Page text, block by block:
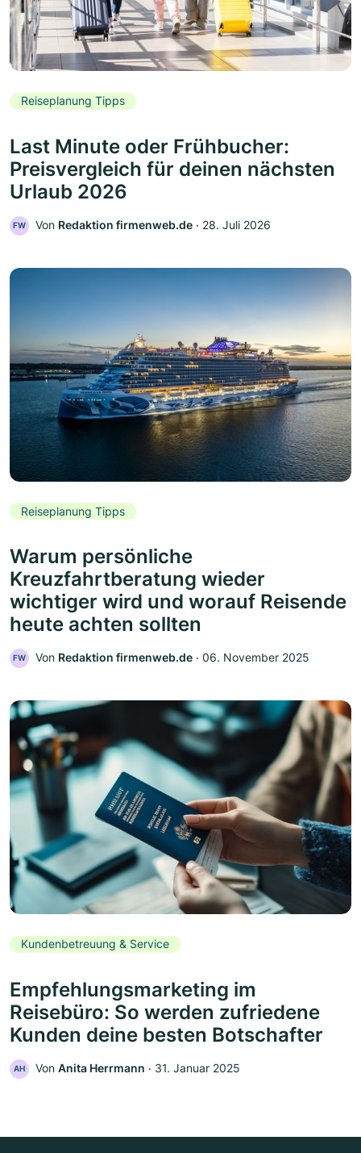
Reiseplanung Tipps
Last Minute oder Frühbucher:
Preisvergleich für deinen nächsten
Urlaub 2026
FW Von Redaktion firmenweb.de ‧ 28. Juli 2026
Reiseplanung Tipps
Warum persönliche
Kreuzfahrtberatung wieder
wichtiger wird und worauf Reisende
heute achten sollten
FW Von Redaktion firmenweb.de ‧ 06. November 2025
Kundenbetreuung & Service
Empfehlungsmarketing im
Reisebüro: So werden zufriedene
Kunden deine besten Botschafter
AH Von Anita Herrmann ‧ 31. Januar 2025